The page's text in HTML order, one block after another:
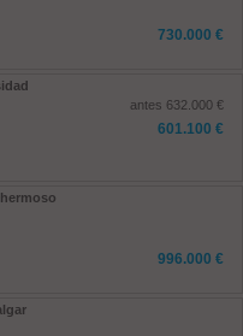
730.000 €
antes 632.000 €
601.100 €
996.000 €